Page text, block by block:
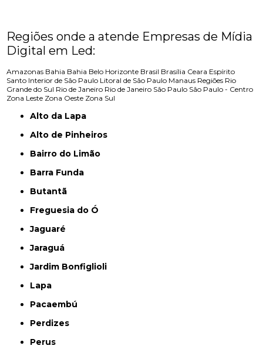
Regiões onde a atende Empresas de Mídia
Digital em Led:
Amazonas Bahia Bahia Belo Horizonte Brasil Brasília Ceara Espírito
Santo Interior de São Paulo Litoral de São Paulo Manaus Regiões Rio
Grande do Sul Rio de Janeiro Rio de Janeiro São Paulo São Paulo - Centro
Zona Leste Zona Oeste Zona Sul
Alto da Lapa
Alto de Pinheiros
Bairro do Limão
Barra Funda
Butantã
Freguesia do Ó
Jaguaré
Jaraguá
Jardim Bonfiglioli
Lapa
Pacaembú
Perdizes
Perus